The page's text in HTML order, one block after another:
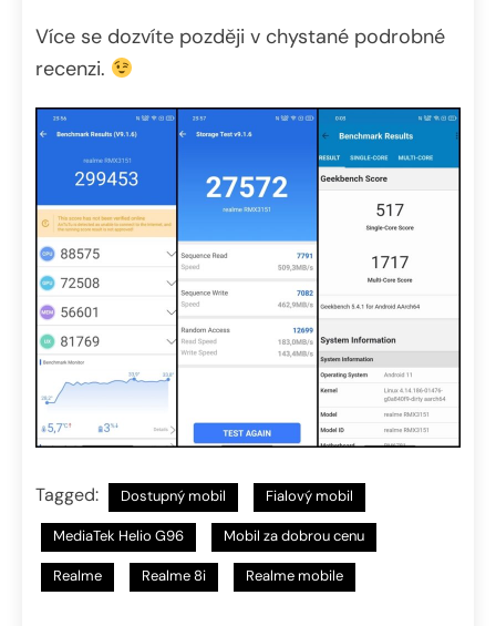
Více se dozvíte později v chystané podrobné
recenzi.
Tagged: Dostupný mobil Fialový mobil
MediaTek Helio G96 Mobil za dobrou cenu
Realme Realme 8i Realme mobile